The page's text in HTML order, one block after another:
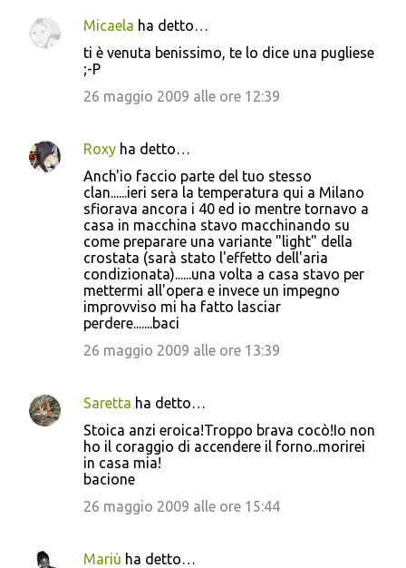
Micaela ha detto…
ti è venuta benissimo, te lo dice una pugliese
;-P
26 maggio 2009 alle ore 12:39
Roxy ha detto…
Anch'io faccio parte del tuo stesso
clan......ieri sera la temperatura qui a Milano
sfiorava ancora i 40 ed io mentre tornavo a
casa in macchina stavo macchinando su
come preparare una variante "light" della
crostata (sarà stato l'effetto dell'aria
condizionata)......una volta a casa stavo per
mettermi all'opera e invece un impegno
improvviso mi ha fatto lasciar
perdere.......baci
26 maggio 2009 alle ore 13:39
Saretta ha detto…
Stoica anzi eroica!Troppo brava cocò!Io non
ho il coraggio di accendere il forno..morirei
in casa mia!
bacione
26 maggio 2009 alle ore 15:44
Mariù ha detto…